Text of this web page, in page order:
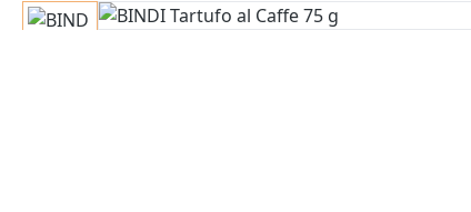
Bildergalerie überspringen